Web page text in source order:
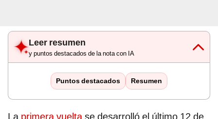
Leer resumen
y puntos destacados de la nota con IA
Puntos destacados Resumen
La primera vueltase desarrolló el último 12 de